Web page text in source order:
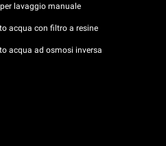
lavaggio manuale
acqua con filtro a resine
acqua ad osmosi inversa